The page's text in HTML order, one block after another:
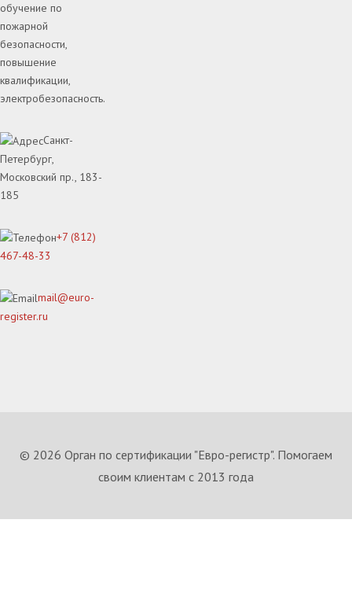
обучение по
пожарной
безопасности,
повышение
квалификации,
электробезопасность.
Санкт-
Петербург,
Московский пр., 183-
185
+7 (812)
467-48-33
mail@euro-
register.ru
© 2026 Орган по сертификации "Евро-регистр". Помогаем
своим клиентам с 2013 года